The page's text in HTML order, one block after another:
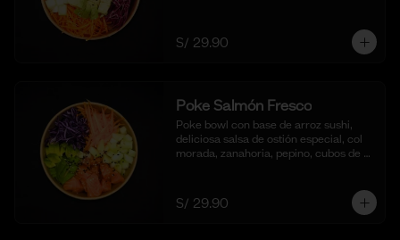
S/ 29.90
Poke Salmón Fresco
Poke bowl con base de arroz sushi,
deliciosa salsa de ostión especial, col
morada, zanahoria, pepino, cubos de
S/ 29.90